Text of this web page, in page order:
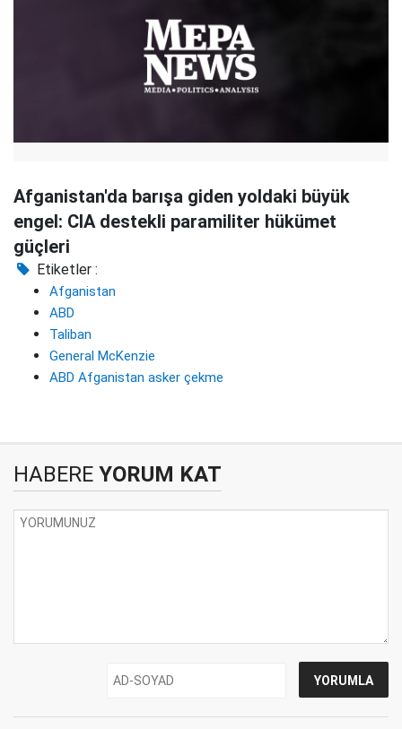
Afganistan'da barışa giden yoldaki büyük
engel: CIA destekli paramiliter hükümet
güçleri
Etiketler :
Afganistan
ABD
Taliban
General McKenzie
ABD Afganistan asker çekme
HABERE YORUM KAT